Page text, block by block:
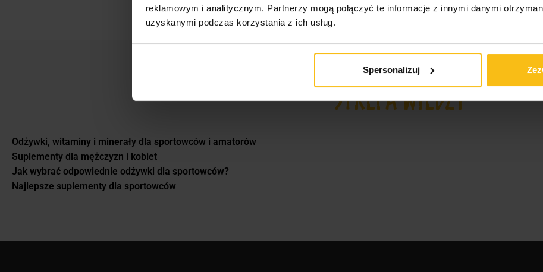
reklamowym i analitycznym. Partnerzy mogą połączyć te informacje z innymi danymi
uzyskanymi podczas korzystania z ich usług.
Spersonalizuj
STREFA WIEDZY
Odżywki, witaminy i minerały dla sportowców i amatorów
Suplementy dla mężczyzn i kobiet
Jak wybrać odpowiednie odżywki dla sportowców?
Najlepsze suplementy dla sportowców